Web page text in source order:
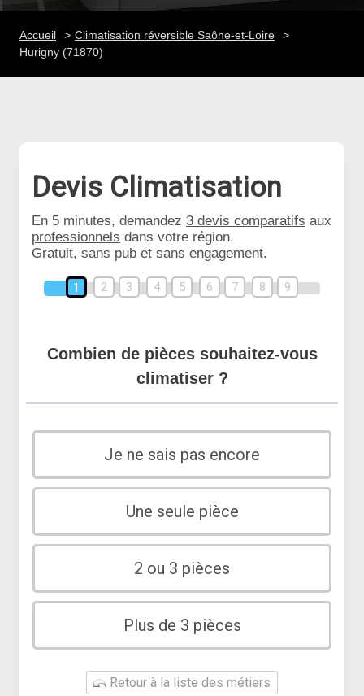
Accueil
Climatisation réversible Saône-et-Loire
Hurigny (71870)
Devis Climatisation
En 5 minutes, demandez 3 devis comparatifs aux
professionnels dans votre région.
Gratuit, sans pub et sans engagement.
1 2 3 4 5 6 7 8 9
Combien de pièces souhaitez-vous
climatiser ?
Je ne sais pas encore
Une seule pièce
2 ou 3 pièces
Plus de 3 pièces
Retour à la liste des métiers